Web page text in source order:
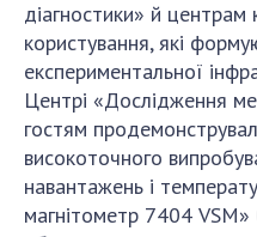
діагностики» й центрам
користування, які
експериментальної
Центрі «Дослідження
гостям
високоточного
навантажень і
магнітометр 7404